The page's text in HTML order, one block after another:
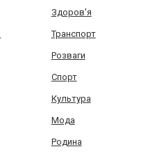
Здоров'я
Транспорт
Розваги
Спорт
Культура
Мода
Родина